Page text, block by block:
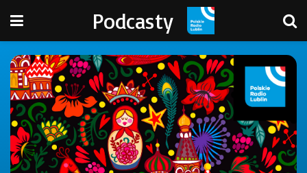
Podcasty